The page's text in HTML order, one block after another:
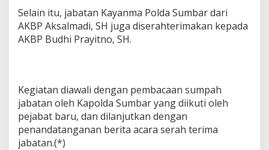
Selain itu, jabatan Kayanma Polda Sumbar dari
AKBP Aksalmadi, SH juga diserahterimakan kepada
AKBP Budhi Prayitno, SH.
Kegiatan diawali dengan pembacaan sumpah
jabatan oleh Kapolda Sumbar yang diikuti oleh
pejabat baru, dan dilanjutkan dengan
penandatanganan berita acara serah terima
jabatan.(*)